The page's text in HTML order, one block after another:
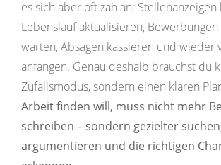
es sich aber oft zäh an: Stellenanzeigen
Lebenslauf aktualisieren,
warten, Absagen kassieren und wieder
anfangen. Genau deshalb brauchst du
Zufallsmodus, sondern einen klaren
Arbeit finden will, muss nicht mehr
schreiben – sondern gezielter
argumentieren und die richtigen